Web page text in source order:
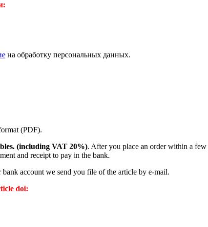
на обработку персональных данных.
(PDF).
(including VAT 20%). After you place an order within a
and receipt to pay in the bank.
account we send you file of the article by e-mail.
doi: